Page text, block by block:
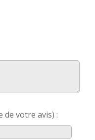
votre avis) :